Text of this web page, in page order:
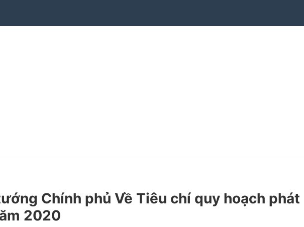
Chính phủ Về Tiêu chí quy hoạch phát
2020